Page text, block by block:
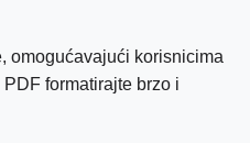
omogućavajući korisnicima
formatirajte brzo i